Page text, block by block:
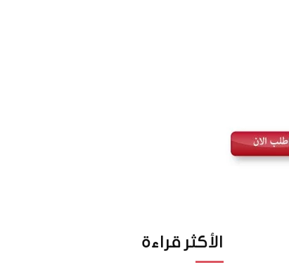
الأكثر قراءة